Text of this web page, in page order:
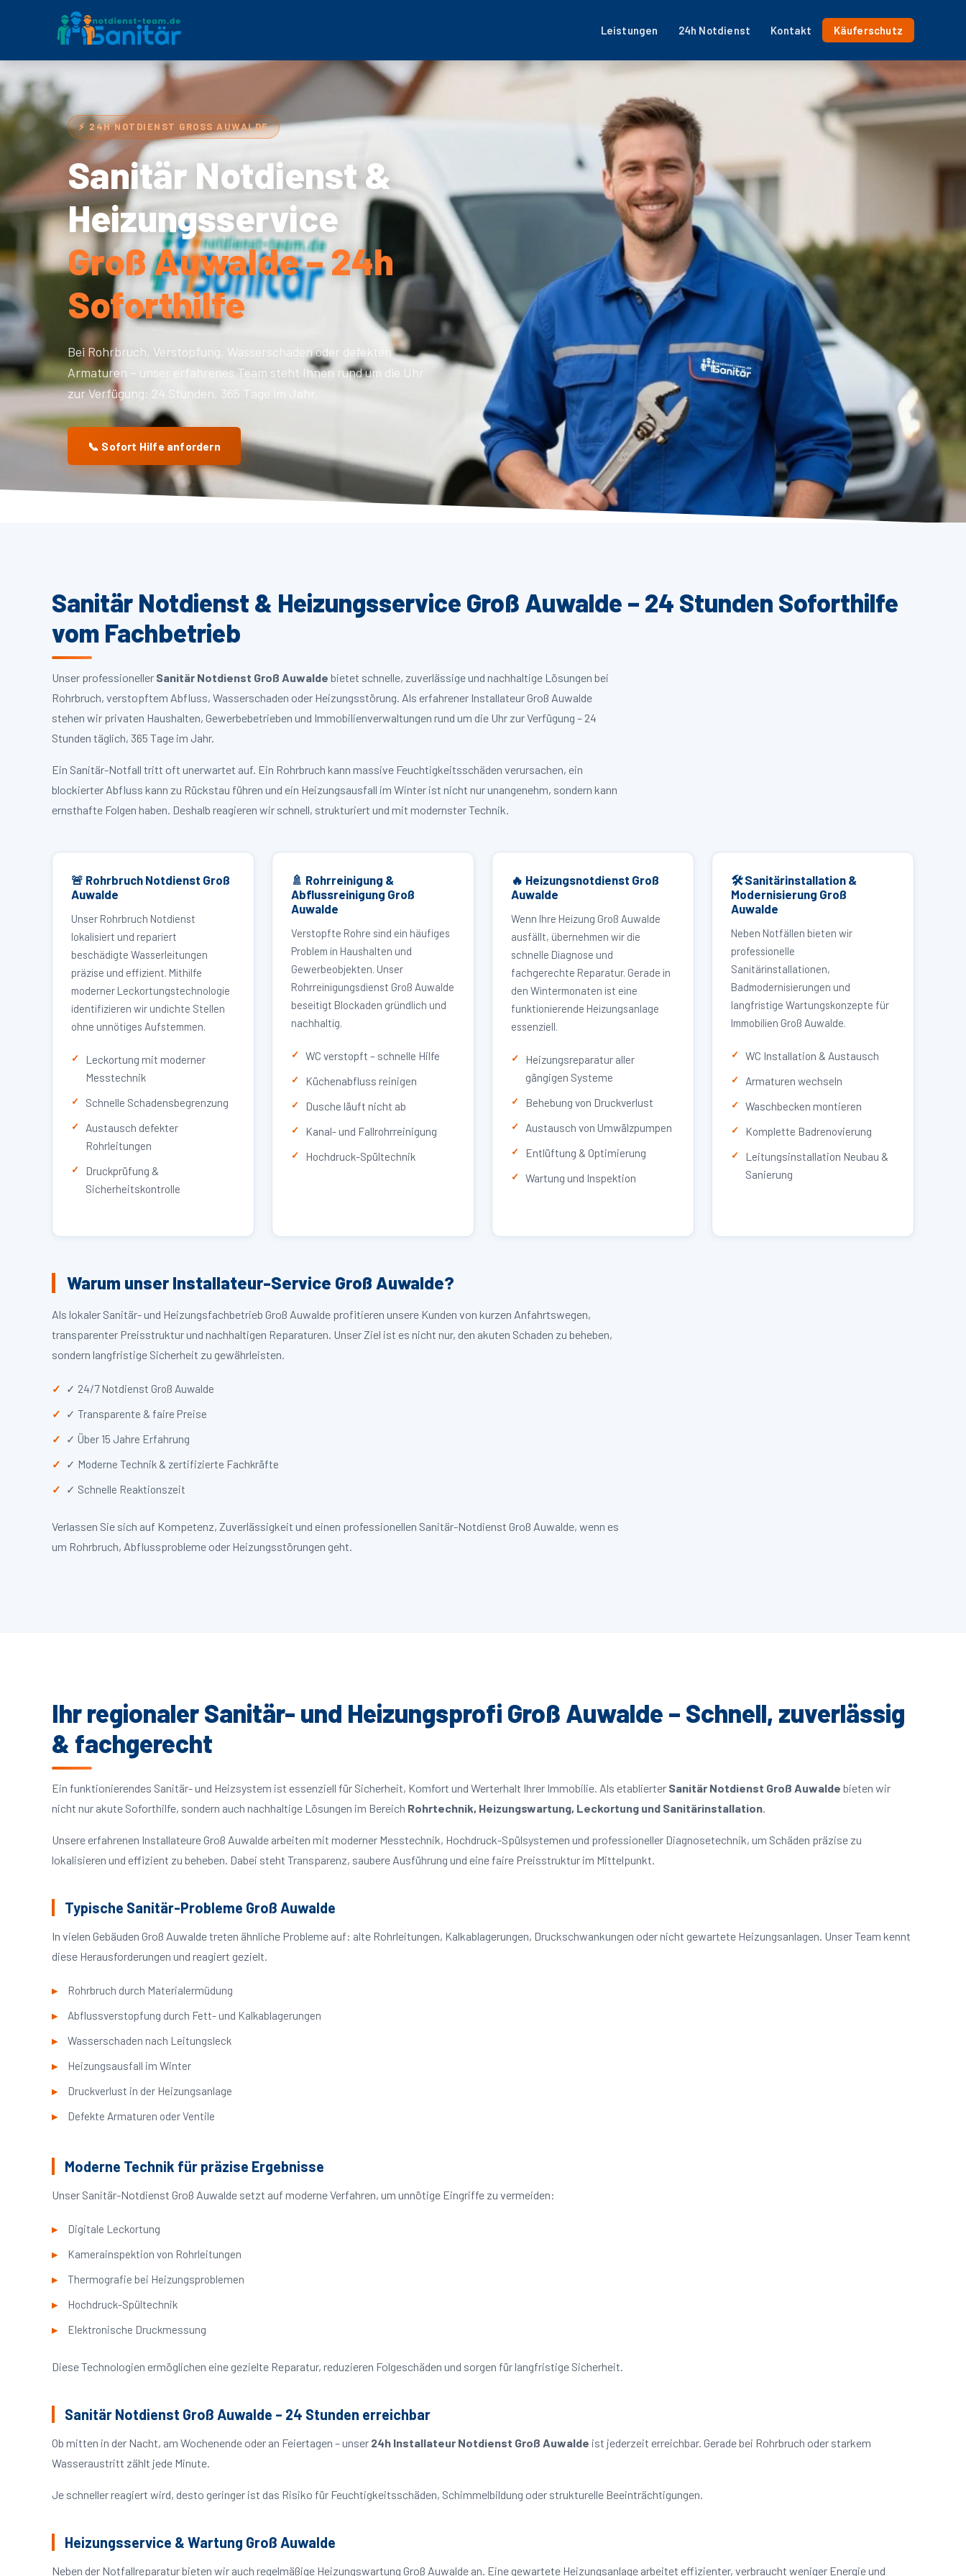
Leistungen 24h Notdienst Kontakt Käuferschutz
⚡ 24H NOTDIENST GROSS AUWALDE
Sanitär Notdienst &
Heizungsservice
Groß Auwalde – 24h
Soforthilfe
Bei Rohrbruch, Verstopfung, Wasserschaden oder defekten
Armaturen – unser erfahrenes Team steht Ihnen rund um die Uhr
zur Verfügung: 24 Stunden, 365 Tage im Jahr.
📞 Sofort Hilfe anfordern
Sanitär Notdienst & Heizungsservice Groß Auwalde – 24 Stunden Soforthilfe
vom Fachbetrieb
Unser professioneller Sanitär Notdienst Groß Auwalde bietet schnelle, zuverlässige und nachhaltige Lösungen bei
Rohrbruch, verstopftem Abfluss, Wasserschaden oder Heizungsstörung. Als erfahrener Installateur Groß Auwalde
stehen wir privaten Haushalten, Gewerbebetrieben und Immobilienverwaltungen rund um die Uhr zur Verfügung – 24
Stunden täglich, 365 Tage im Jahr.
Ein Sanitär-Notfall tritt oft unerwartet auf. Ein Rohrbruch kann massive Feuchtigkeitsschäden verursachen, ein
blockierter Abfluss kann zu Rückstau führen und ein Heizungsausfall im Winter ist nicht nur unangenehm, sondern kann
ernsthafte Folgen haben. Deshalb reagieren wir schnell, strukturiert und mit modernster Technik.
🚨 Rohrbruch Notdienst Groß
Auwalde
Unser Rohrbruch Notdienst
lokalisiert und repariert
beschädigte Wasserleitungen
präzise und effizient. Mithilfe
moderner Leckortungstechnologie
identifizieren wir undichte Stellen
ohne unnötiges Aufstemmen.
Leckortung mit moderner
Messtechnik
Schnelle Schadensbegrenzung
Austausch defekter
Rohrleitungen
Druckprüfung &
Sicherheitskontrolle
🚿 Rohrreinigung &
Abflussreinigung Groß
Auwalde
Verstopfte Rohre sind ein häufiges
Problem in Haushalten und
Gewerbeobjekten. Unser
Rohrreinigungsdienst Groß Auwalde
beseitigt Blockaden gründlich und
nachhaltig.
WC verstopft – schnelle Hilfe
Küchenabfluss reinigen
Dusche läuft nicht ab
Kanal- und Fallrohrreinigung
Hochdruck-Spültechnik
🔥 Heizungsnotdienst Groß
Auwalde
Wenn Ihre Heizung Groß Auwalde
ausfällt, übernehmen wir die
schnelle Diagnose und
fachgerechte Reparatur. Gerade in
den Wintermonaten ist eine
funktionierende Heizungsanlage
essenziell.
Heizungsreparatur aller
gängigen Systeme
Behebung von Druckverlust
Austausch von Umwälzpumpen
Entlüftung & Optimierung
Wartung und Inspektion
🛠 Sanitärinstallation &
Modernisierung Groß
Auwalde
Neben Notfällen bieten wir
professionelle
Sanitärinstallationen,
Badmodernisierungen und
langfristige Wartungskonzepte für
Immobilien Groß Auwalde.
WC Installation & Austausch
Armaturen wechseln
Waschbecken montieren
Komplette Badrenovierung
Leitungsinstallation Neubau &
Sanierung
Warum unser Installateur-Service Groß Auwalde?
Als lokaler Sanitär- und Heizungsfachbetrieb Groß Auwalde profitieren unsere Kunden von kurzen Anfahrtswegen,
transparenter Preisstruktur und nachhaltigen Reparaturen. Unser Ziel ist es nicht nur, den akuten Schaden zu beheben,
sondern langfristige Sicherheit zu gewährleisten.
✓ 24/7 Notdienst Groß Auwalde
✓ Transparente & faire Preise
✓ Über 15 Jahre Erfahrung
✓ Moderne Technik & zertifizierte Fachkräfte
✓ Schnelle Reaktionszeit
Verlassen Sie sich auf Kompetenz, Zuverlässigkeit und einen professionellen Sanitär-Notdienst Groß Auwalde, wenn es
um Rohrbruch, Abflussprobleme oder Heizungsstörungen geht.
Ihr regionaler Sanitär- und Heizungsprofi Groß Auwalde – Schnell, zuverlässig
& fachgerecht
Ein funktionierendes Sanitär- und Heizsystem ist essenziell für Sicherheit, Komfort und Werterhalt Ihrer Immobilie. Als etablierter Sanitär Notdienst Groß Auwalde bieten wir
nicht nur akute Soforthilfe, sondern auch nachhaltige Lösungen im Bereich Rohrtechnik, Heizungswartung, Leckortung und Sanitärinstallation.
Unsere erfahrenen Installateure Groß Auwalde arbeiten mit moderner Messtechnik, Hochdruck-Spülsystemen und professioneller Diagnosetechnik, um Schäden präzise zu
lokalisieren und effizient zu beheben. Dabei steht Transparenz, saubere Ausführung und eine faire Preisstruktur im Mittelpunkt.
Typische Sanitär-Probleme Groß Auwalde
In vielen Gebäuden Groß Auwalde treten ähnliche Probleme auf: alte Rohrleitungen, Kalkablagerungen, Druckschwankungen oder nicht gewartete Heizungsanlagen. Unser Team kennt
diese Herausforderungen und reagiert gezielt.
Rohrbruch durch Materialermüdung
Abflussverstopfung durch Fett- und Kalkablagerungen
Wasserschaden nach Leitungsleck
Heizungsausfall im Winter
Druckverlust in der Heizungsanlage
Defekte Armaturen oder Ventile
Moderne Technik für präzise Ergebnisse
Unser Sanitär-Notdienst Groß Auwalde setzt auf moderne Verfahren, um unnötige Eingriffe zu vermeiden:
Digitale Leckortung
Kamerainspektion von Rohrleitungen
Thermografie bei Heizungsproblemen
Hochdruck-Spültechnik
Elektronische Druckmessung
Diese Technologien ermöglichen eine gezielte Reparatur, reduzieren Folgeschäden und sorgen für langfristige Sicherheit.
Sanitär Notdienst Groß Auwalde – 24 Stunden erreichbar
Ob mitten in der Nacht, am Wochenende oder an Feiertagen – unser 24h Installateur Notdienst Groß Auwalde ist jederzeit erreichbar. Gerade bei Rohrbruch oder starkem
Wasseraustritt zählt jede Minute.
Je schneller reagiert wird, desto geringer ist das Risiko für Feuchtigkeitsschäden, Schimmelbildung oder strukturelle Beeinträchtigungen.
Heizungsservice & Wartung Groß Auwalde
Neben der Notfallreparatur bieten wir auch regelmäßige Heizungswartung Groß Auwalde an. Eine gewartete Heizungsanlage arbeitet effizienter, verbraucht weniger Energie und